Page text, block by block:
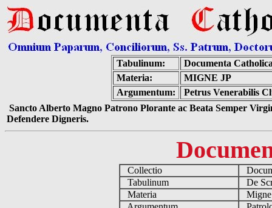
Tabulinum:
Documenta
Materia:
MIGNE JP
Argumentum:
Petrus Venerabilis
Sancto Alberto Magno Patrono Plorante ac Beata Semper
Defendere Digneris.
Collectio
Tabulinum
De
Materia